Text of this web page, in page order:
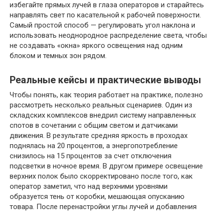
избегайте прямых лучей в глаза операторов и старайтесь
направлять свет по касательной к рабочей поверхности.
Самый простой способ — регулировать угол наклона и
использовать неоднородное распределение света, чтобы
не создавать «окна» яркого освещения над одним
блоком и темных зон рядом.
Реальные кейсы и практические выводы
Чтобы понять, как теория работает на практике, полезно
рассмотреть несколько реальных сценариев. Один из
складских комплексов внедрил систему направленных
спотов в сочетании с общим светом и датчиками
движения. В результате средняя яркость в проходах
поднялась на 20 процентов, а энергопотребление
снизилось на 15 процентов за счет отключения
подсветки в ночное время. В другом примере освещение
верхних полок было скорректировано после того, как
оператор заметил, что над верхними уровнями
образуется тень от коробки, мешающая опусканию
товара. После перенастройки углы лучей и добавления